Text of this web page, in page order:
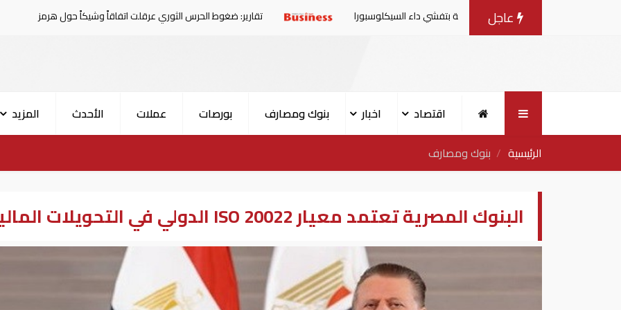
عاجل
من منتجات الخس المرتبطة بتفشي داء السيكلوسبورا تقارير: ضغوط الحرس الثوري عرقلت اتفاقاً وشيكاً حول هرمز
اقتصاد اخبار بنوك ومصارف بورصات عملات الأحدث المزيد
الرئيسية
بنوك ومصارف
البنوك المصرية تعتمد معيار ISO 20022 الدولي في التحويلات المالية